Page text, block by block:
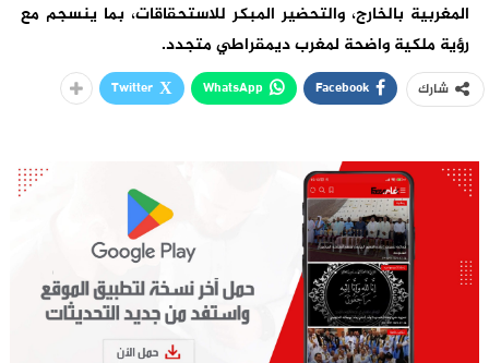
المغربية بالخارج، والتحضير المبكر للاستحقاقات، بما ينسجم مع
رؤية ملكية واضحة لمغرب ديمقراطي متجدد.
شارك Facebook
WhatsApp
Twitter